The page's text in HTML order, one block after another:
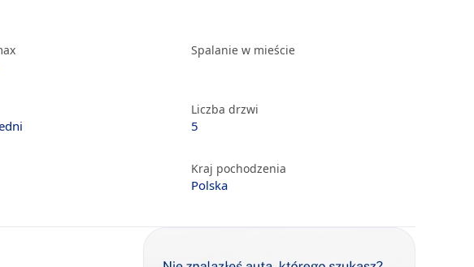
Spalanie w mieście
Liczba drzwi
5
Kraj pochodzenia
Polska